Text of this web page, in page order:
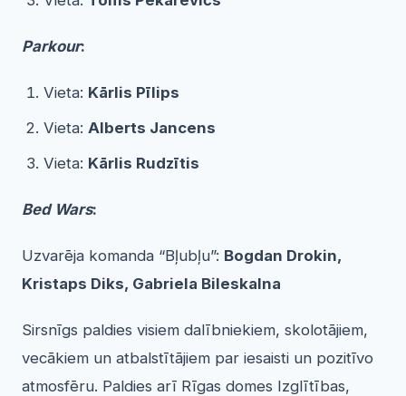
Parkour:
Vieta: Kārlis Pīlips
Vieta: Alberts Jancens
Vieta: Kārlis Rudzītis
Bed Wars:
Uzvarēja komanda “Bļubļu”: Bogdan Drokin,
Kristaps Diks, Gabriela Bileskalna
Sirsnīgs paldies visiem dalībniekiem, skolotājiem,
vecākiem un atbalstītājiem par iesaisti un pozitīvo
atmosfēru. Paldies arī Rīgas domes Izglītības,